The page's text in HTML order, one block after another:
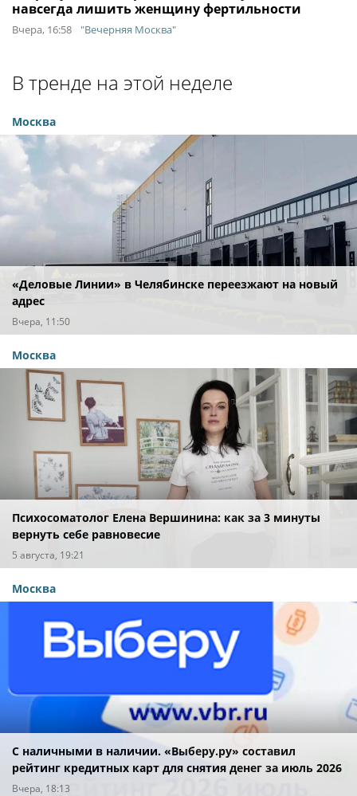
навсегда лишить женщину фертильности
Вчера, 16:58 "Вечерняя Москва"
В тренде на этой неделе
Москва
«Деловые Линии» в Челябинске переезжают на новый
адрес
Вчера, 11:50
Москва
Психосоматолог Елена Вершинина: как за 3 минуты
вернуть себе равновесие
5 августа, 19:21
Москва
С наличными в наличии. «Выберу.ру» составил
рейтинг кредитных карт для снятия денег за июль 2026
года
Вчера, 18:13